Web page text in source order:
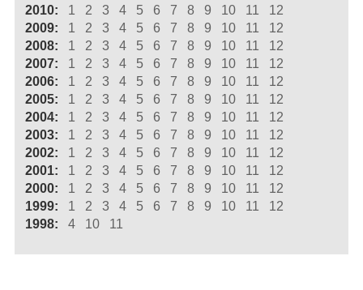
2010:
1 2 3 4 5 6 7 8 9 10 11
12
2009:
1 2 3 4 5 6 7 8 9 10 11
12
2008:
1 2 3 4 5 6 7 8 9 10 11
12
2007:
1 2 3 4 5 6 7 8 9 10 11
12
2006:
1 2 3 4 5 6 7 8 9 10 11
12
2005:
1 2 3 4 5 6 7 8 9 10 11
12
2004:
1 2 3 4 5 6 7 8 9 10 11
12
2003:
1 2 3 4 5 6 7 8 9 10 11
12
2002:
1 2 3 4 5 6 7 8 9 10 11
12
2001:
1 2 3 4 5 6 7 8 9 10 11
12
2000:
1 2 3 4 5 6 7 8 9 10 11
12
1999:
1 2 3 4 5 6 7 8 9 10 11
12
1998:
4 10 11